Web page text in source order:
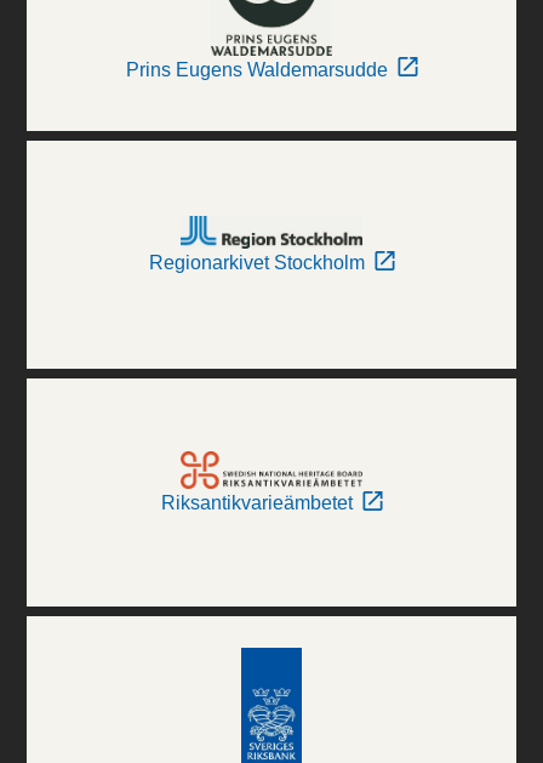
Prins Eugens Waldemarsudde
Regionarkivet Stockholm
Riksantikvarieämbetet